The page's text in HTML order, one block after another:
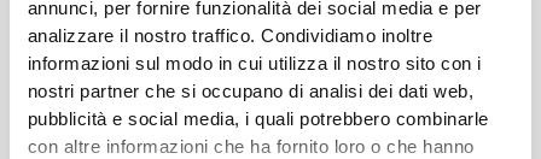
annunci, per fornire funzionalità dei social media e per
analizzare il nostro traffico. Condividiamo inoltre
informazioni sul modo in cui utilizza il nostro sito con i
nostri partner che si occupano di analisi dei dati web,
pubblicità e social media, i quali potrebbero combinarle
con altre informazioni che ha fornito loro o che hanno
Tecnologia delle fibre sviluppata appositamente con
proprietà anti-umidità, che offre comodità e ti aiuta a
restare all'asciutto.